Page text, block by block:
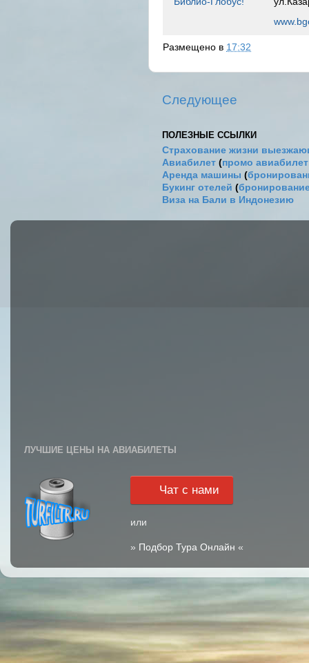
Размещено в 17:32
Следующее
ПОЛЕЗНЫЕ ССЫЛКИ
Страхование жизни
Авиабилет (промо
Аренда машины (
Букинг отелей (
Виза на Бали в Индонезию
ЛУЧШИЕ ЦЕНЫ НА АВИАБИЛЕТЫ
Чат с нами
или
» Подбор Тура Онлайн «